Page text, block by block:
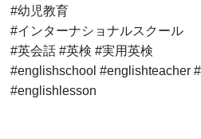
#幼児教育
#インターナショナルスクール
#英会話 #英検 #実用英検
#englishschool #englishteacher
#englishlesson